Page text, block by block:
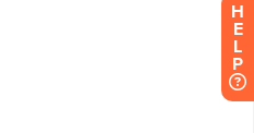
H
E
L
P